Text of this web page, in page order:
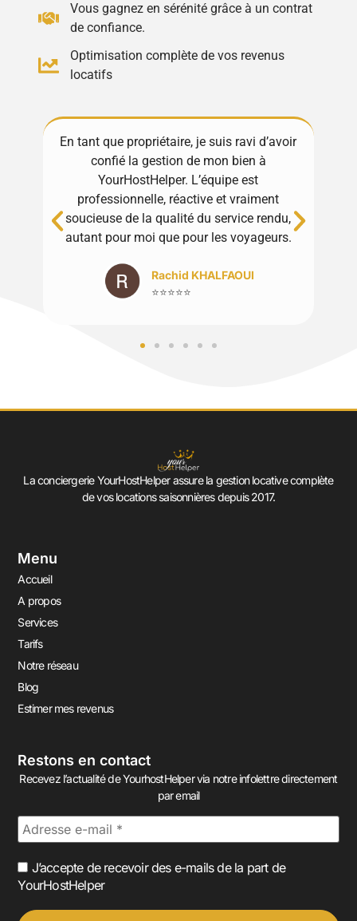
Vous gagnez en sérénité grâce à un contrat
de confiance.
Optimisation complète de vos revenus
locatifs
En tant que propriétaire, je suis ravi d’avoir
confié la gestion de mon bien à
YourHostHelper. L’équipe est
professionnelle, réactive et vraiment
soucieuse de la qualité du service rendu,
autant pour moi que pour les voyageurs.
Rachid KHALFAOUI
⭐⭐⭐⭐⭐
Excellente
La conciergerie YourHostHelper assure la gestion locative complète
de vos locations saisonnières depuis 2017.
Menu
Accueil
A propos
Services
Tarifs
Notre réseau
Blog
Estimer mes revenus
Restons en contact
Recevez l’actualité de YourhostHelper via notre infolettre directement
par email
J’accepte de recevoir des e-mails de la part de
YourHostHelper